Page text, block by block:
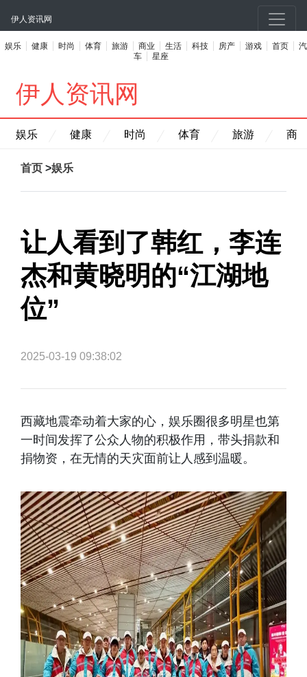
伊人资讯网
娱乐 健康 时尚 体育 旅游 商业 生活 科技 房产 游戏 首页
汽
车
星座
伊人资讯网
娱乐 健康 时尚 体育 旅游 商
首页 >娱乐
让人看到了韩红，李连
杰和黄晓明的“江湖地
位”
2025-03-19 09:38:02
西藏地震牵动着大家的心，娱乐圈很多明星也第
一时间发挥了公众人物的积极作用，带头捐款和
捐物资，在无情的天灾面前让人感到温暖。